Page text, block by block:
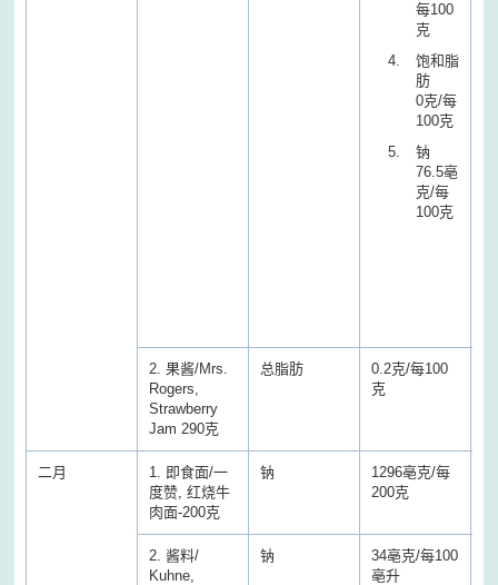
每100
克
饱和脂
肪
0克/每
100克
钠
76.5亳
克/每
100克
2. 果酱/Mrs.
Rogers,
Strawberry
Jam 290克
总脂肪
0.2克/每100
克
二月
1. 即食面/一
度赞, 红烧牛
肉面-200克
钠
1296亳克/每
200克
2. 酱料/
Kuhne,
钠
34亳克/每100
亳升